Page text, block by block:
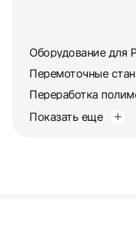
Оборудование для
Перемоточные
Переработка
Показать еще